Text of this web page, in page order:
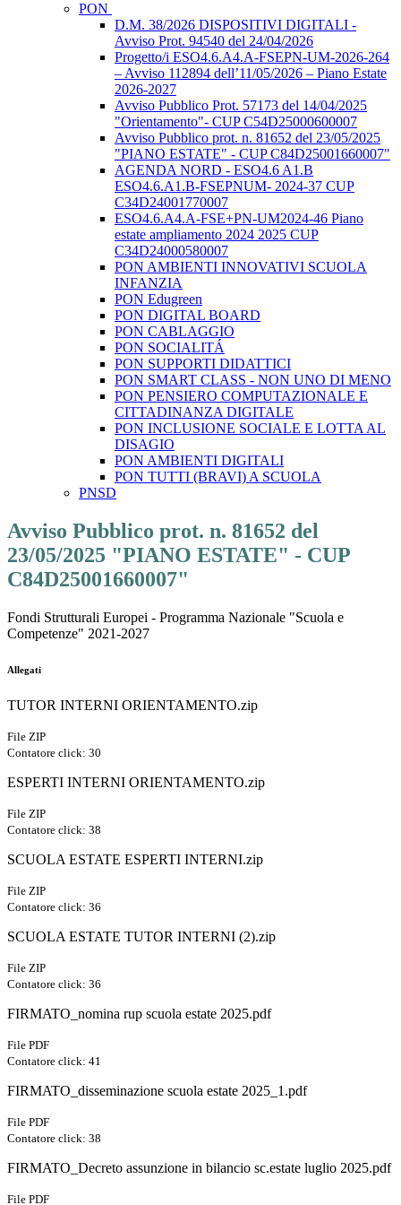
PON
D.M. 38/2026 DISPOSITIVI DIGITALI -
Avviso Prot. 94540 del 24/04/2026
Progetto/i ESO4.6.A4.A-FSEPN-UM-2026-264
– Avviso 112894 dell’11/05/2026 – Piano Estate
2026-2027
Avviso Pubblico Prot. 57173 del 14/04/2025
"Orientamento"- CUP C54D25000600007
Avviso Pubblico prot. n. 81652 del 23/05/2025
"PIANO ESTATE" - CUP C84D25001660007"
AGENDA NORD - ESO4.6 A1.B
ESO4.6.A1.B-FSEPNUM- 2024-37 CUP
C34D24001770007
ESO4.6.A4.A-FSE+PN-UM2024-46 Piano
estate ampliamento 2024 2025 CUP
C34D24000580007
PON AMBIENTI INNOVATIVI SCUOLA
INFANZIA
PON Edugreen
PON DIGITAL BOARD
PON CABLAGGIO
PON SOCIALITÁ
PON SUPPORTI DIDATTICI
PON SMART CLASS - NON UNO DI MENO
PON PENSIERO COMPUTAZIONALE E
CITTADINANZA DIGITALE
PON INCLUSIONE SOCIALE E LOTTA AL
DISAGIO
PON AMBIENTI DIGITALI
PON TUTTI (BRAVI) A SCUOLA
PNSD
Avviso Pubblico prot. n. 81652 del
23/05/2025 "PIANO ESTATE" - CUP
C84D25001660007"
Fondi Strutturali Europei - Programma Nazionale "Scuola e
Competenze" 2021-2027
Allegati
TUTOR INTERNI ORIENTAMENTO.zip
File ZIP
Contatore click: 30
ESPERTI INTERNI ORIENTAMENTO.zip
File ZIP
Contatore click: 38
SCUOLA ESTATE ESPERTI INTERNI.zip
File ZIP
Contatore click: 36
SCUOLA ESTATE TUTOR INTERNI (2).zip
File ZIP
Contatore click: 36
FIRMATO_nomina rup scuola estate 2025.pdf
File PDF
Contatore click: 41
FIRMATO_disseminazione scuola estate 2025_1.pdf
File PDF
Contatore click: 38
FIRMATO_Decreto assunzione in bilancio sc.estate luglio 2025.pdf
File PDF